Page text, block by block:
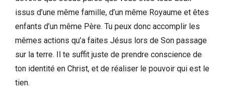
issus d’une même famille, d’un même Royaume et êtes
enfants d’un même Père. Tu peux donc accomplir les
mêmes actions qu’a faites Jésus lors de Son passage
sur la terre. Il te suffit juste de prendre conscience de
ton identité en Christ, et de réaliser le pouvoir qui est le
tien.